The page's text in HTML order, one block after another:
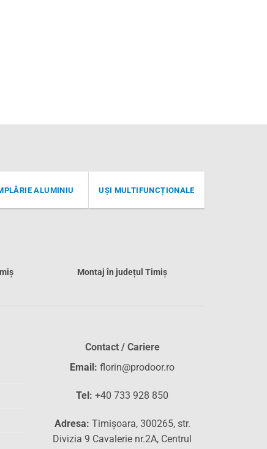
ALUMINIU UȘI MULTIFUNCȚIONALE
Montaj în județul Timiș
Contact / Cariere
Email: florin@prodoor.ro
Tel: +40 733 928 850
Adresa: Timișoara, 300265, str.
Divizia 9 Cavalerie nr.2A, Centrul